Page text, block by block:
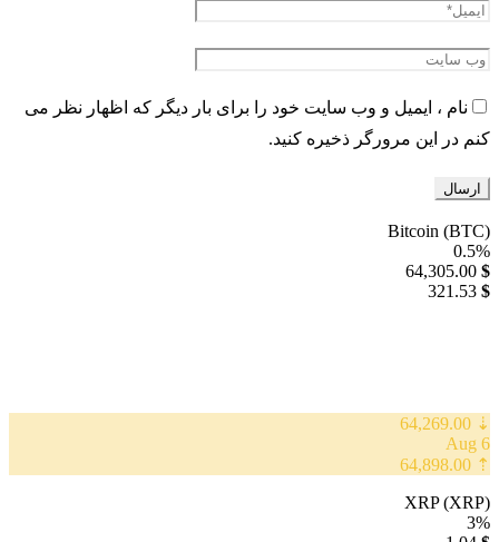
نام ، ایمیل و وب سایت خود را برای بار دیگر که اظهار نظر می
کنم در این مرورگر ذخیره کنید.
Bitcoin (BTC)
0.5%
$
64,305.00
$
321.53
⇣ 64,269.00
6 Aug
⇡ 64,898.00
XRP (XRP)
3%